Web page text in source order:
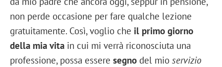
non perde occasione per fare qualche lezione
gratuitamente. Così, voglio che il primo giorno
della mia vita in cui mi verrà riconosciuta una
professione, possa essere segno del mio servizio